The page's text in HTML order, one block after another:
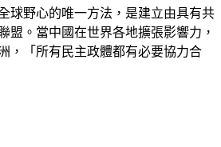
球野心的唯一方法，是建立由具有共
盟。當中國在世界各地擴張影響力，
，「所有民主政體都有必要協力合